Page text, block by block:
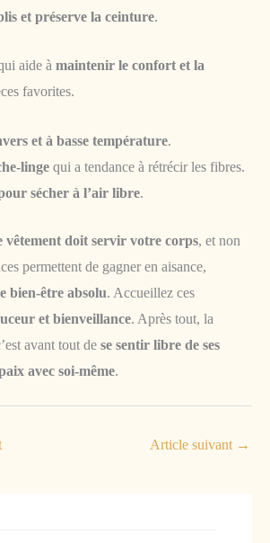
et préserve la ceinture.
aide à maintenir le confort et la
favorites.
et à basse température.
linge qui a tendance à rétrécir les fibres.
sécher à l’air libre.
vêtement doit servir votre corps, et non
permettent de gagner en aisance,
bien-être absolu. Accueillez ces
et bienveillance. Après tout, la
avant tout de se sentir libre de ses
avec soi-même.
Article suivant →